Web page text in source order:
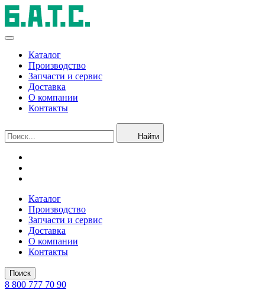
Каталог
Производство
Запчасти и сервис
Доставка
О компании
Контакты
Найти
Каталог
Производство
Запчасти и сервис
Доставка
О компании
Контакты
Поиск
8 800 777 70 90